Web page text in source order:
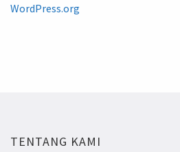
WordPress.org
TENTANG KAMI